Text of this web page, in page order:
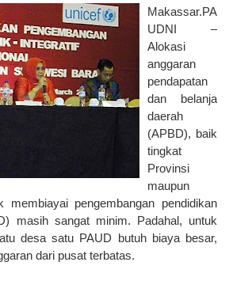
Makassar.PA
UDNI –
Alokasi
anggaran
pendapatan
dan belanja
daerah
(APBD), baik
tingkat
Provinsi
maupun
membiayai pengembangan pendidikan
masih sangat minim. Padahal, untuk
desa satu PAUD butuh biaya besar,
dari pusat terbatas.